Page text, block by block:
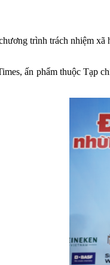
trình trách nhiệm
ấn phẩm thuộc Tạp